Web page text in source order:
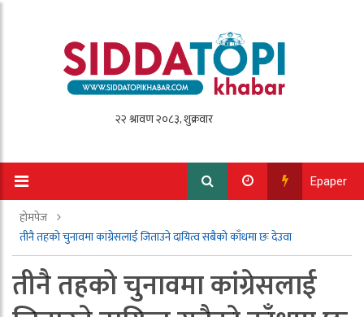
Epaper
होमपेज
तीनै तहको चुनावमा कांग्रेसलाई जिताउने दायित्व सबैको काँधमा छः देउवा
तीनै तहको चुनावमा कांग्रेसलाई